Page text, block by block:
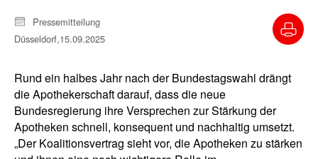
Pressemitteilung
Düsseldorf,15.09.2025
Rund ein halbes Jahr nach der Bundestagswahl drängt
die Apothekerschaft darauf, dass die neue
Bundesregierung ihre Versprechen zur Stärkung der
Apotheken schnell, konsequent und nachhaltig umsetzt.
„Der Koalitionsvertrag sieht vor, die Apotheken zu stärken